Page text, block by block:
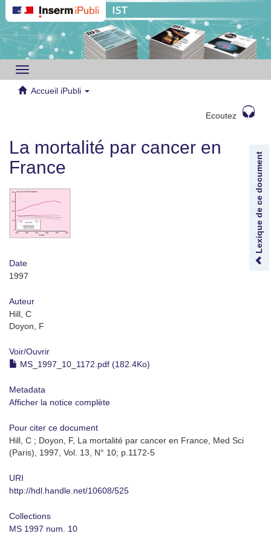
Toggle
navigation
Accueil iPubli
Ecoutez
Lexique de ce document
La mortalité par cancer en
France
Date
1997
Auteur
Hill, C
Doyon, F
Voir/Ouvrir
MS_1997_10_1172.pdf (182.4Ko)
Metadata
Afficher la notice complète
Pour citer ce document
Hill, C ; Doyon, F, La mortalité par cancer en France, Med Sci
(Paris), 1997, Vol. 13, N° 10; p.1172-5
URI
http://hdl.handle.net/10608/525
Collections
MS 1997 num. 10